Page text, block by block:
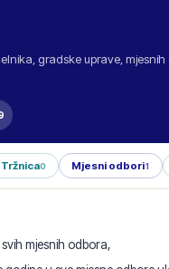
gradske uprave,
Tržnica0 Mjesni odbori1
mjesnih odbora,